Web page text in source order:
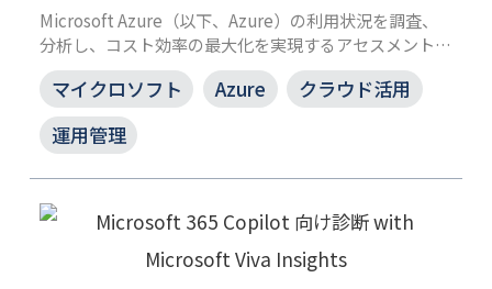
Microsoft Azure（以下、Azure）の利用状況を調査、
分析し、コスト効率の最大化を実現するアセスメントサ
ービスです。
実効性のある提案をもとにクラウド環境を見直し、クラ
ウドリソースを最適化することでコスト削減につながり
ます。
マイクロソフト Azure
クラウド活用
運用管理